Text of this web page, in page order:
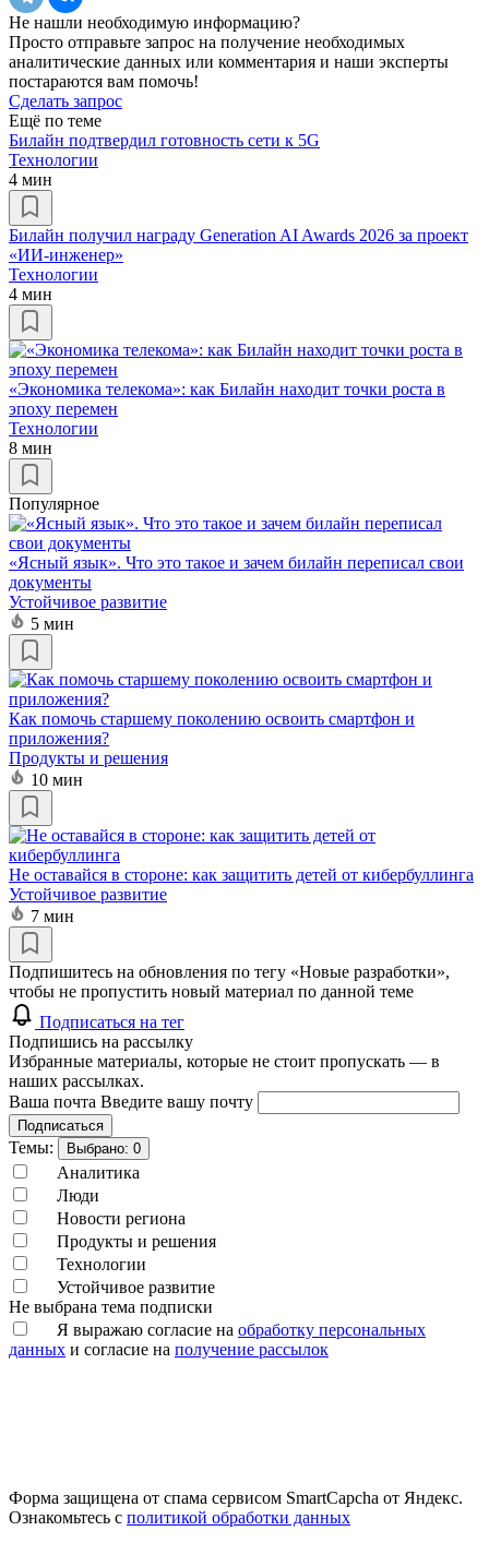
Не нашли необходимую информацию?
Просто отправьте запрос на получение необходимых
аналитические данных или комментария и наши эксперты
постараются вам помочь!
Сделать запрос
Ещё по теме
Билайн подтвердил готовность сети к 5G
Технологии
4 мин
Билайн получил награду Generation AI Awards 2026 за проект
«ИИ-инженер»
Технологии
4 мин
«Экономика телекома»: как Билайн находит точки роста в
эпоху перемен
Технологии
8 мин
Популярное
«Ясный язык». Что это такое и зачем билайн переписал свои
документы
Устойчивое развитие
5 мин
Как помочь старшему поколению освоить смартфон и
приложения?
Продукты и решения
10 мин
Не оставайся в стороне: как защитить детей от кибербуллинга
Устойчивое развитие
7 мин
Подпишитесь на обновления по тегу «Новые разработки»,
чтобы не пропустить новый материал по данной теме
Подписаться на тег
Подпишись на рассылку
Избранные материалы, которые не стоит пропускать — в
наших рассылках.
Ваша почта Введите вашу почту
Подписаться
Темы: Выбрано: 0
Аналитика
Люди
Новости региона
Продукты и решения
Технологии
Устойчивое развитие
Не выбрана тема подписки
Я выражаю согласие на обработку персональных
данных и согласие на получение рассылок
Форма защищена от спама сервисом SmartCapcha от Яндекс.
Ознакомьтесь с политикой обработки данных